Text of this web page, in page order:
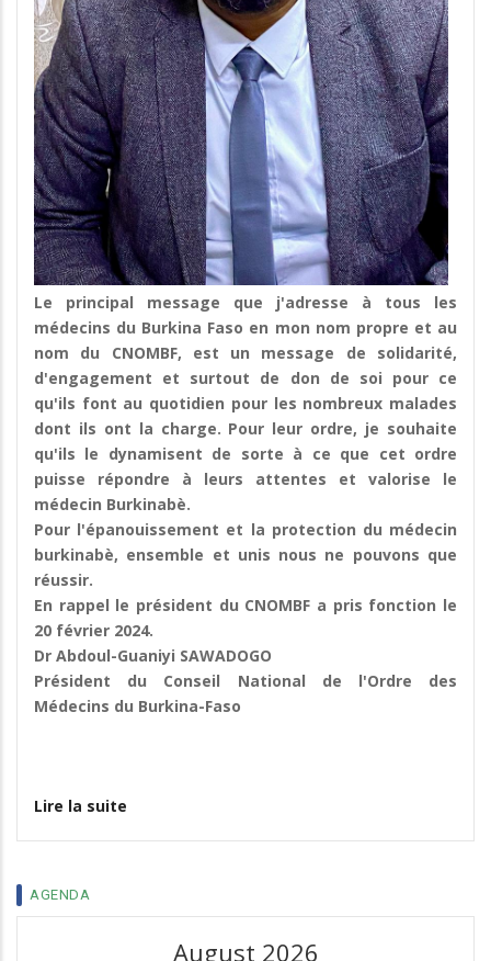
Le principal message que j'adresse à tous les
médecins du Burkina Faso en mon nom propre et au
nom du CNOMBF, est un message de solidarité,
d'engagement et surtout de don de soi pour ce
qu'ils font au quotidien pour les nombreux malades
dont ils ont la charge. Pour leur ordre, je souhaite
qu'ils le dynamisent de sorte à ce que cet ordre
puisse répondre à leurs attentes et valorise le
médecin Burkinabè.
Pour l'épanouissement et la protection du médecin
burkinabè, ensemble et unis nous ne pouvons que
réussir.
En rappel le président du CNOMBF a pris fonction le
20 février 2024.
Dr Abdoul-Guaniyi SAWADOGO
Président du Conseil National de l'Ordre des
Médecins du Burkina-Faso
Lire la suite
AGENDA
August 2026